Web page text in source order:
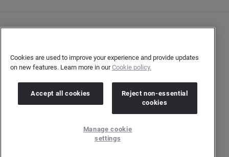
Declaración de privacidad del cliente
Declaración de privacidad para los autores
Copyright © 2026 Brandwatch. Todos los derechos reservados.
Cision Group Ltd, 7th Floor, 5 Churchill Place, Canary Wharf, London, E14 5HU
Company number: 03898053 | VAT number: 754 750 710
Cookies are used to improve your experience and provide updates
on new features. Learn more in ourCookie policy.
Accept all cookies
Reject non-essential
cookies
Manage cookie
settings